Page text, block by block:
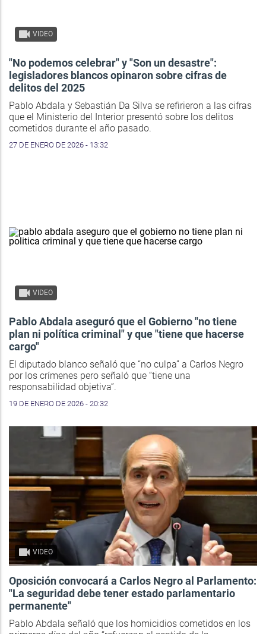
VIDEO
"No podemos celebrar" y "Son un desastre":
legisladores blancos opinaron sobre cifras de
delitos del 2025
Pablo Abdala y Sebastián Da Silva se refirieron a las cifras
que el Ministerio del Interior presentó sobre los delitos
cometidos durante el año pasado.
27 DE ENERO DE 2026 - 13:32
VIDEO
Pablo Abdala aseguró que el Gobierno "no tiene
plan ni política criminal" y que "tiene que hacerse
cargo"
El diputado blanco señaló que “no culpa” a Carlos Negro
por los crímenes pero señaló que “tiene una
responsabilidad objetiva”.
19 DE ENERO DE 2026 - 20:32
VIDEO
Oposición convocará a Carlos Negro al Parlamento:
"La seguridad debe tener estado parlamentario
permanente"
Pablo Abdala señaló que los homicidios cometidos en los